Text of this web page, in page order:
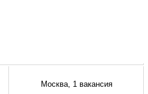
Москва, 1 вакансия